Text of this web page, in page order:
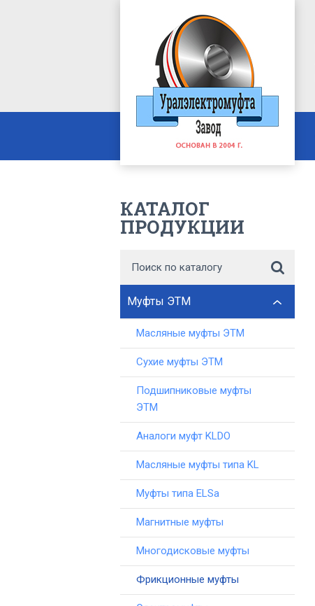
КАТАЛОГ
ПРОДУКЦИИ
Муфты ЭТМ
Масляные муфты ЭТМ
Сухие муфты ЭТМ
Подшипниковые муфты
ЭТМ
Аналоги муфт KLDO
Масляные муфты типа KL
Муфты типа ELSa
Магнитные муфты
Многодисковые муфты
Фрикционные муфты